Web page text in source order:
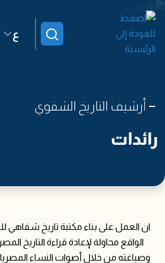
ع
أرشيف التاريخ الشفوي
رائدات
ان العمل على بناء مكتبة تاريخ شفاهي
الواقع محاولة لإعادة قراءة التاريخ
وصياغته من خلال أصوات النساء